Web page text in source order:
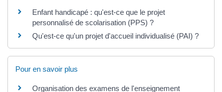
Enfant handicapé : qu'est-ce que le projet
personnalisé de scolarisation (PPS) ?
Qu'est-ce qu'un projet d'accueil individualisé (PAI) ?
Pour en savoir plus
Organisation des examens de l'enseignement